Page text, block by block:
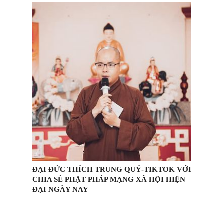
ĐẠI ĐỨC THÍCH TRUNG QUÝ-TIKTOK VỚI
CHIA SẺ PHẬT PHÁP MẠNG XÃ HỘI HIỆN
ĐẠI NGÀY NAY